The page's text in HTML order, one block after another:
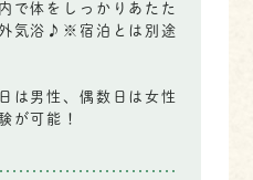
で体をしっかりあたた
気浴♪※宿泊とは別途
は男性、偶数日は女性
が可能！